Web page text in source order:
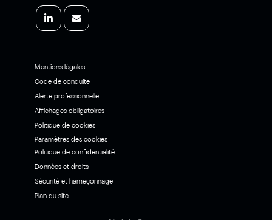
Mentions légales
Code de conduite
Alerte professionnelle
Affichages obligatoires
Politique de cookies
Paramètres des cookies
Politique de confidentialité
Données et droits
Sécurité et hameçonnage
Plan du site